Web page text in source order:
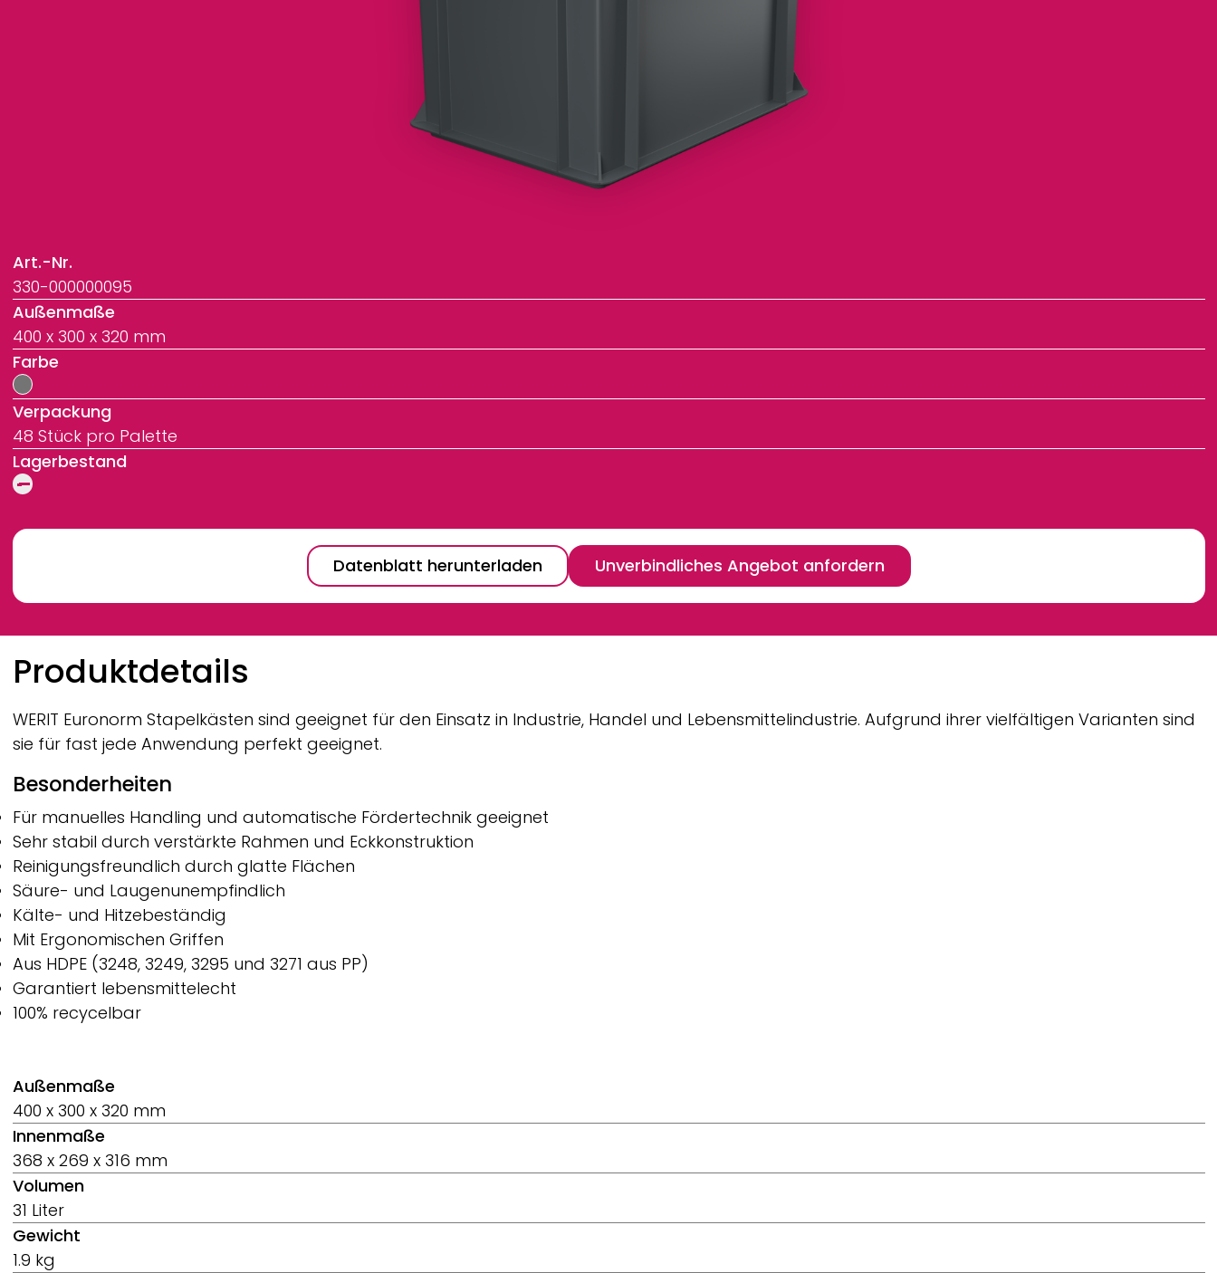
Art.-Nr.
330-000000095
Außenmaße
400 x 300 x 320 mm
Farbe
Verpackung
48 Stück pro Palette
Lagerbestand
Datenblatt herunterladen Unverbindliches Angebot anfordern
Breadcrumb
Produktdetails
WERIT Euronorm Stapelkästen sind geeignet für den Einsatz in Industrie, Handel und Lebensmittelindustrie. Aufgrund ihrer vielfältigen Varianten sind
sie für fast jede Anwendung perfekt geeignet.
Besonderheiten
Für manuelles Handling und automatische Fördertechnik geeignet
Sehr stabil durch verstärkte Rahmen und Eckkonstruktion
Reinigungsfreundlich durch glatte Flächen
Säure- und Laugenunempfindlich
Kälte- und Hitzebeständig
Mit Ergonomischen Griffen
Aus HDPE (3248, 3249, 3295 und 3271 aus PP)
Garantiert lebensmittelecht
100% recycelbar
Außenmaße
400 x 300 x 320 mm
Innenmaße
368 x 269 x 316 mm
Volumen
31 Liter
Gewicht
1.9 kg